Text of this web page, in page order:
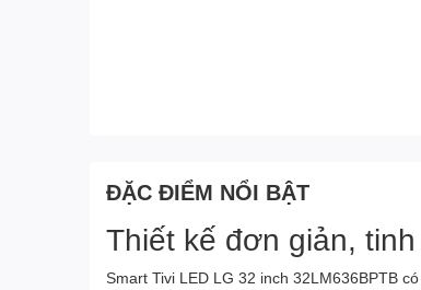
ĐẶC ĐIỂM NỔI BẬT
Thiết kế đơn giản,
Smart Tivi LED LG 32 inch 32LM636BPTB